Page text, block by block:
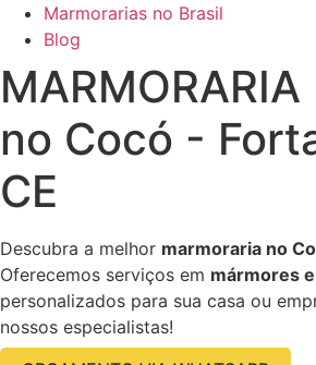
Marmorarias no Brasil
Blog
MARMORARIA
no Cocó -
CE
Descubra a melhor marmoraria no
Oferecemos serviços em mármores
personalizados para sua casa ou
nossos especialistas!